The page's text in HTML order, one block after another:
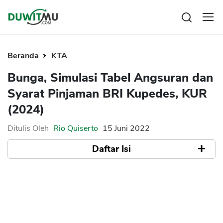
Saham
Bitcoin
Investasi
Pengeluaran
Asuransi
Rencana Keuangan
Mengelola keuangan
Kartu Kredit
KPR
KTA
Pinjaman Online
Hutang
Pinjaman
Kartu Kredit
Beranda KTA
Bunga, Simulasi Tabel Angsuran dan
Syarat Pinjaman BRI Kupedes, KUR
(2024)
Ditulis Oleh Rio Quiserto 15 Juni 2022
Daftar Isi